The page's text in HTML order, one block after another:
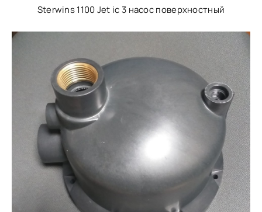
Sterwins 1100 Jet ic 3 насос поверхностный